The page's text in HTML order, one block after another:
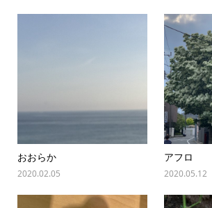
おおらか
2020.02.05
アフロ
2020.05.12